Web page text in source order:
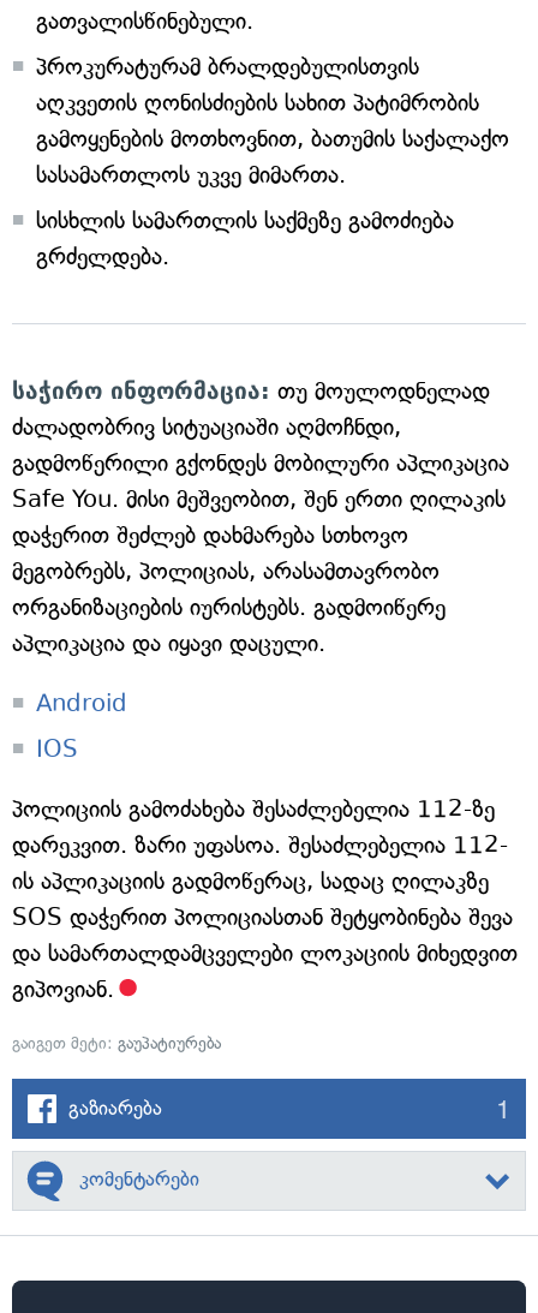
გათვალისწინებული.
პროკურატურამ ბრალდებულისთვის
აღკვეთის ღონისძიების სახით პატიმრობის
გამოყენების მოთხოვნით, ბათუმის საქალაქო
სასამართლოს უკვე მიმართა.
სისხლის სამართლის საქმეზე გამოძიება
გრძელდება.
საჭირო ინფორმაცია: თუ მოულოდნელად
ძალადობრივ სიტუაციაში აღმოჩნდი,
გადმოწერილი გქონდეს მობილური აპლიკაცია
Safe You. მისი მეშვეობით, შენ ერთი ღილაკის
დაჭერით შეძლებ დახმარება სთხოვო
მეგობრებს, პოლიციას, არასამთავრობო
ორგანიზაციების იურისტებს. გადმოიწერე
აპლიკაცია და იყავი დაცული.
Android
IOS
პოლიციის გამოძახება შესაძლებელია 112-ზე
დარეკვით. ზარი უფასოა. შესაძლებელია 112-
ის აპლიკაციის გადმოწერაც, სადაც ღილაკზე
SOS დაჭერით პოლიციასთან შეტყობინება შევა
და სამართალდამცველები ლოკაციის მიხედვით
გიპოვიან.
გაიგეთ მეტი: გაუპატიურება
გაზიარება 1
კომენტარები